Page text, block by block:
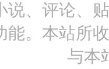
说、评论、
能。本站所
与本